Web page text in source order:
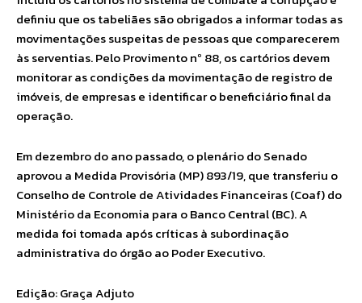
definiu que os tabeliães são obrigados a informar todas as
movimentações suspeitas de pessoas que comparecerem
às serventias. Pelo Provimento nº 88, os cartórios devem
monitorar as condições da movimentação de registro de
imóveis, de empresas e identificar o beneficiário final da
operação.
Em dezembro do ano passado, o plenário do Senado
aprovou a Medida Provisória (MP) 893/19, que transferiu o
Conselho de Controle de Atividades Financeiras (Coaf) do
Ministério da Economia para o Banco Central (BC). A
medida foi tomada após críticas à subordinação
administrativa do órgão ao Poder Executivo.
Edição: Graça Adjuto